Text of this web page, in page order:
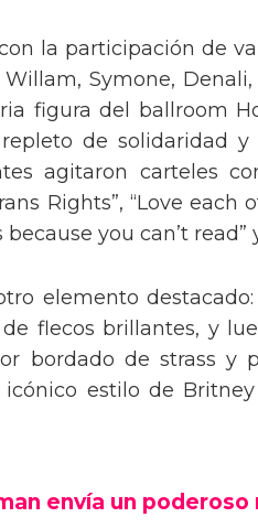
la participación de
Symone, Denali,
figura del ballroom
de solidaridad
agitaron carteles
Rights”, “Love each
you can’t read”
elemento
flecos brillantes, y
bordado de strass y
estilo de
envía un poderoso